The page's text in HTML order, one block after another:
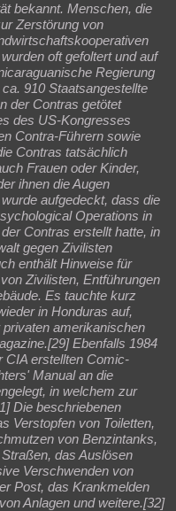
bekannt. Menschen, die
Zerstörung von
oft gefoltert und auf
Regierung
910 Staatsangestellte
der Contras getötet
des US-Kongresses
Contra-Führern sowie
Contras tatsächlich
Frauen oder Kinder,
ihnen die Augen
aufgedeckt, dass die
Operations in
Contras erstellt hatte, in
gegen Zivilisten
enthält Hinweise für
Zivilisten, Entführungen
Es tauchte kurz
in Honduras auf,
amerikanischen
Ebenfalls 1984
CIA erstellten Comic-
Manual an die
in welchem zur
Die beschriebenen
Verstopfen von Toiletten,
von Benzintanks,
das Auslösen
Verschwenden von
Post, das Krankmelden
Anlagen und weitere.[32]